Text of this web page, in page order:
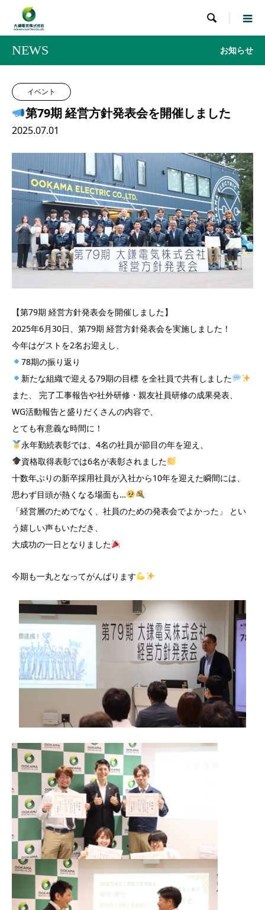

NEWS お知らせ
イベント
第79期 経営方針発表会を開催しました
2025.07.01
【第79期 経営方針発表会を開催しました】
2025年6月30日、第79期 経営方針発表会を実施しました！
今年はゲストを2名お迎えし、
78期の振り返り
新たな組織で迎える79期の目標 を全社員で共有しました
また、 完了工事報告や社外研修・親友社員研修の成果発表、
WG活動報告と盛りだくさんの内容で、
とても有意義な時間に！
永年勤続表彰では、4名の社員が節目の年を迎え、
資格取得表彰では6名が表彰されました
十数年ぶりの新卒採用社員が入社から10年を迎えた瞬間には、
思わず目頭が熱くなる場面も…
「経営層のためでなく、社員のための発表会でよかった」 とい
う嬉しい声もいただき、
大成功の一日となりました
今期も一丸となってがんばります